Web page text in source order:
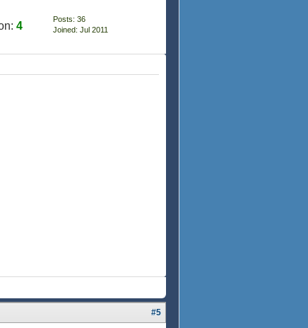
4
Posts: 36
Joined: Jul 2011
#5